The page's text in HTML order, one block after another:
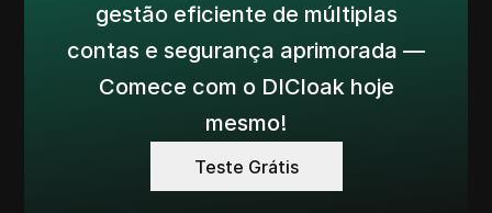
gestão eficiente de múltiplas
contas e segurança aprimorada —
Comece com o DICloak hoje
mesmo!
Teste Grátis